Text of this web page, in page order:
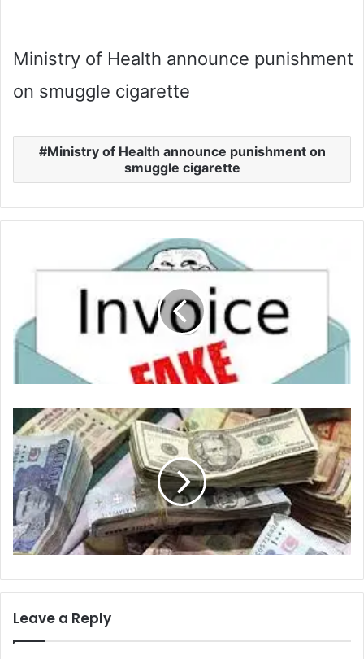
Ministry of Health announce punishment
on smuggle cigarette
Ministry of Health announce punishment on
smuggle cigarette
Leave a Reply